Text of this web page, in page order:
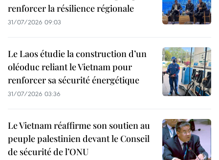
renforcer la résilience régionale
31/07/2026 09:03
Le Laos étudie la construction d’un
oléoduc reliant le Vietnam pour
renforcer sa sécurité énergétique
31/07/2026 03:36
Le Vietnam réaffirme son soutien au
peuple palestinien devant le Conseil
de sécurité de l’ONU